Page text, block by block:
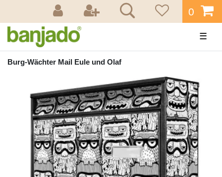
0
☰
Burg-Wächter Mail Eule und Olaf